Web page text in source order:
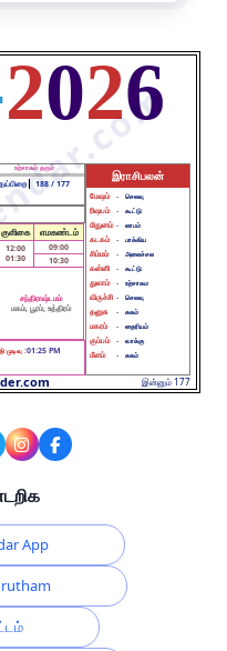
2026
உற்சாகம் தரும்
188 / 177
குளிகை எமகண்டம்
12:00
01:30
09:00
10:30
சந்திராஷ்டமம்
மகம், பூரம், உத்திரம்
முடிவு :01:25 PM
இராசிபலன்
மேஷம் - செலவு
ரிஷபம் - கூட்டு
மிதுனம் - லாபம்
கடகம் - பாக்கிய
சிம்மம் - அலைச்சல
கன்னி - கூட்டு
துலாம் - உற்சாகம
விருச்சி - செலவு
தனுசு - சுகம்
மகரம் - தைரியம்
கும்பம் - வாக்கு
மீனம் - சுகம்
இன்னும் 177
App